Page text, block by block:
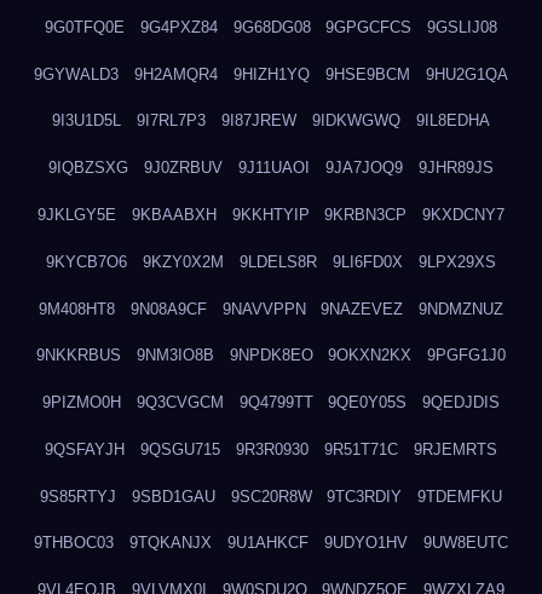
9G0TFQ0E 9G4PXZ84 9G68DG08 9GPGCFCS 9GSLIJ08
9GYWALD3 9H2AMQR4 9HIZH1YQ 9HSE9BCM 9HU2G1QA
9I3U1D5L 9I7RL7P3 9I87JREW 9IDKWGWQ 9IL8EDHA
9IQBZSXG 9J0ZRBUV 9J11UAOI 9JA7JOQ9 9JHR89JS
9JKLGY5E 9KBAABXH 9KKHTYIP 9KRBN3CP 9KXDCNY7
9KYCB7O6 9KZY0X2M 9LDELS8R 9LI6FD0X 9LPX29XS
9M408HT8 9N08A9CF 9NAVVPPN 9NAZEVEZ 9NDMZNUZ
9NKKRBUS 9NM3IO8B 9NPDK8EO 9OKXN2KX 9PGFG1J0
9PIZMO0H 9Q3CVGCM 9Q4799TT 9QE0Y05S 9QEDJDIS
9QSFAYJH 9QSGU715 9R3R0930 9R51T71C 9RJEMRTS
9S85RTYJ 9SBD1GAU 9SC20R8W 9TC3RDIY 9TDEMFKU
9THBOC03 9TQKANJX 9U1AHKCF 9UDYO1HV 9UW8EUTC
9VL4EOJB 9VLVMX0I 9W0SDU2O 9WNDZ5OE 9WZXLZA9